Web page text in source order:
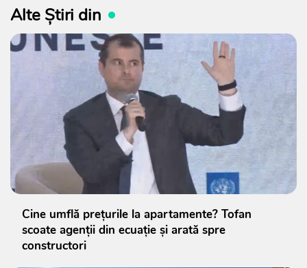
Alte Știri din
Cine umflă prețurile la apartamente? Tofan
scoate agenții din ecuație și arată spre
constructori